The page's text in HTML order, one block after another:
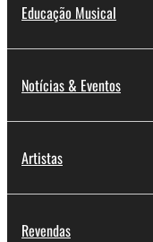
Educação Musical
Notícias & Eventos
Artistas
Revendas